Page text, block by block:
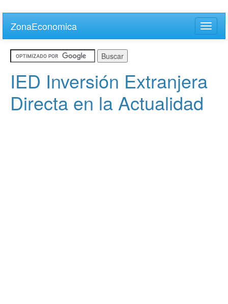
main
content
ZonaEconomica
Toggle
IED Inversión Extranjera
Directa en la Actualidad